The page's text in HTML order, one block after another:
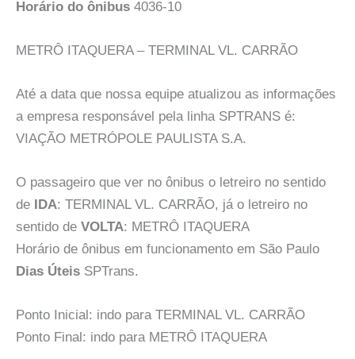
Horário do ônibus 4036-10
METRÔ ITAQUERA – TERMINAL VL. CARRÃO
Até a data que nossa equipe atualizou as informações
a empresa responsável pela linha SPTRANS é:
VIAÇÃO METRÓPOLE PAULISTA S.A.
O passageiro que ver no ônibus o letreiro no sentido
de
IDA: TERMINAL VL. CARRÃO, já o letreiro no
sentido de VOLTA: METRÔ ITAQUERA
Horário de ônibus em funcionamento em São Paulo
Dias Úteis SPTrans.
Ponto Inicial: indo para TERMINAL VL. CARRÃO
Ponto Final: indo para METRÔ ITAQUERA